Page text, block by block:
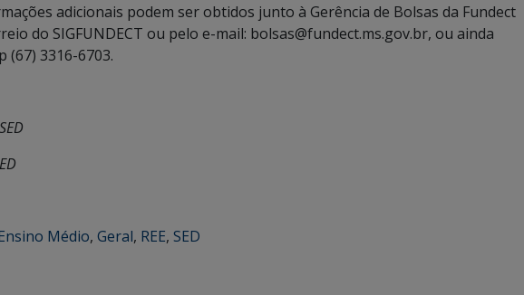
adicionais podem ser obtidos junto à Gerência de Bolsas da Fundect
do SIGFUNDECT ou pelo e-mail: bolsas@fundect.ms.gov.br, ou ainda
(67) 3316-6703.
Médio, Geral, REE, SED